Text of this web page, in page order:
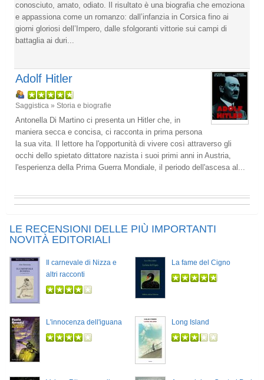
conosciuto, amato, odiato. Il risultato è una biografia che emoziona
e appassiona come un romanzo: dall’infanzia in Corsica fino ai
giorni gloriosi dell’Impero, dalle sfolgoranti vittorie sui campi di
battaglia ai duri...
Adolf Hitler
Saggistica » Storia e biografie
Antonella Di Martino ci presenta un Hitler che, in
maniera secca e concisa, ci racconta in prima persona
la sua vita. Il lettore ha l'opportunità di vivere così attraverso gli
occhi dello spietato dittatore nazista i suoi primi anni in Austria,
l'esperienza della Prima Guerra Mondiale, il periodo dell'ascesa al...
LE RECENSIONI DELLE PIÙ IMPORTANTI
NOVITÀ EDITORIALI
Il carnevale di Nizza e
altri racconti
La fame del Cigno
L'innocenza dell'iguana Long Island